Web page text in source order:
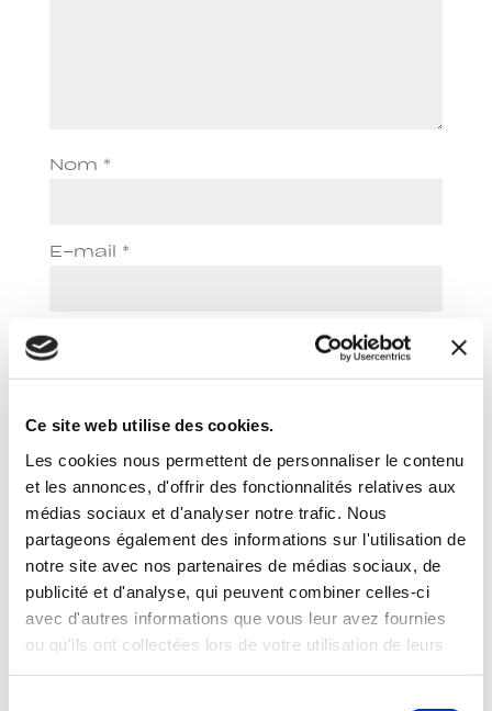
Ce site web utilise des cookies.
Les cookies nous permettent de personnaliser le contenu
et les annonces, d'offrir des fonctionnalités relatives aux
médias sociaux et d'analyser notre trafic. Nous
partageons également des informations sur l'utilisation de
notre site avec nos partenaires de médias sociaux, de
publicité et d'analyse, qui peuvent combiner celles-ci
avec d'autres informations que vous leur avez fournies
ou qu'ils ont collectées lors de votre utilisation de leurs
Nom *
E-mail *
Site web
Enregistrer mon nom, mon e-mail
et mon site dans le navigateur pour
mon prochain commentaire.
Prévenez-moi de tous les
nouveaux commentaires par e-mail.
Prévenez-moi de tous les
nouveaux articles par e-mail.